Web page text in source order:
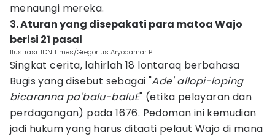
menaungi mereka.
3. Aturan yang disepakati para matoa Wajo
berisi 21 pasal
Ilustrasi. IDN Times/Gregorius Aryodamar P
Singkat cerita, lahirlah 18 lontaraq berbahasa
Bugis yang disebut sebagai "Ade' allopi-loping
bicaranna pa'balu-baluE" (etika pelayaran dan
perdagangan) pada 1676. Pedoman ini kemudian
jadi hukum yang harus ditaati pelaut Wajo di mana